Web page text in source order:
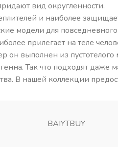
вид округленности.
и наиболее
модели для
прилегает на теле
выполнен из
Так что подходят
В нашей коллекции
BAIYTBUY